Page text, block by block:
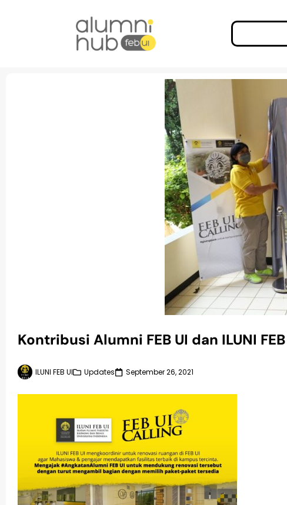
Kontribusi Alumni FEB UI dan ILUNI
ILUNI FEB UI Updates September 26, 2021